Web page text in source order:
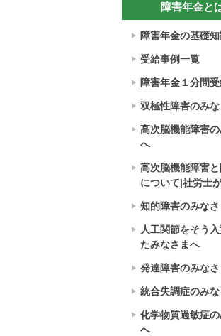
障害年金と
障害年金の基礎
受給事例一覧
障害年金１分間
双極性障害のみ
高次脳機能障害の
へ
高次脳機能障害
について|社労士
知的障害のみな
人工関節をそう
たみなさまへ
発達障害のみな
統合失調症のみ
化学物質過敏症の
へ